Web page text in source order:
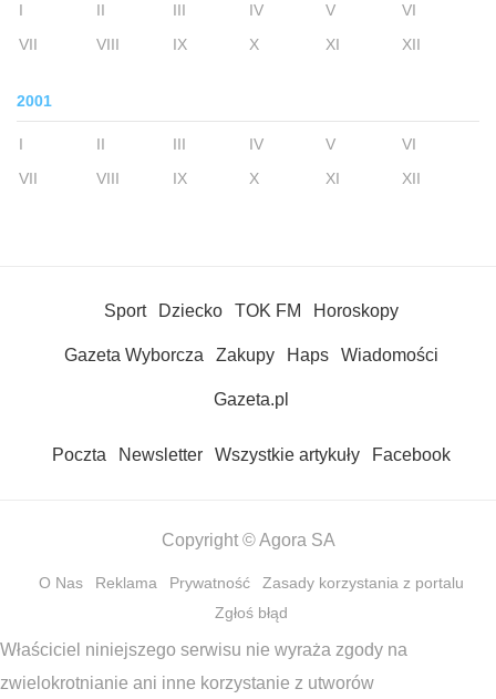
I II III IV V
VI
VII
VIII IX X XI XII
2001
I II III IV V
VI
VII
VIII IX X XI XII
Sport Dziecko TOK FM Horoskopy
Gazeta Wyborcza Zakupy Haps Wiadomości
Gazeta.pl
Poczta Newsletter Wszystkie artykuły Facebook
Copyright © Agora SA
O Nas Reklama Prywatność
Zasady korzystania z portalu
Zgłoś błąd
Właściciel niniejszego serwisu nie wyraża zgody na
zwielokrotnianie ani inne korzystanie z utworów